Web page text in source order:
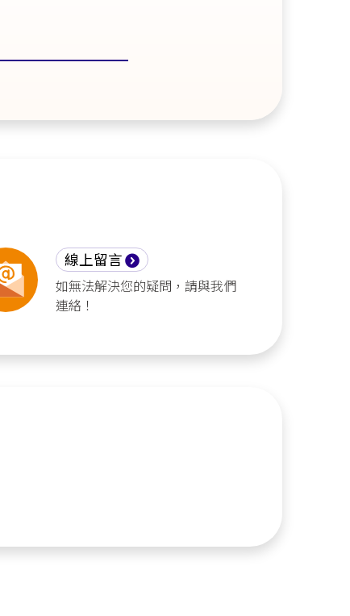
線上留言
如無法解決您的疑問，請與我們
連絡！